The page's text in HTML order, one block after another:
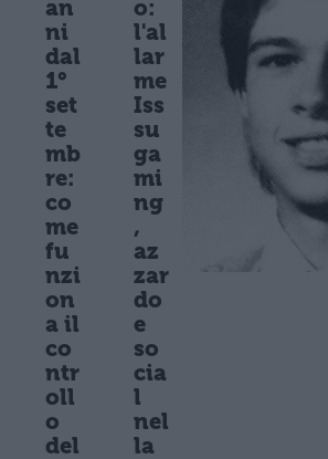
an
ni
dal
1°
set
te
mb
re:
co
me
fu
nzi
on
a il
co
ntr
oll
o
del
o:
l'al
lar
me
Iss
su
ga
mi
ng
,
az
zar
do
e
so
cia
l
nel
la